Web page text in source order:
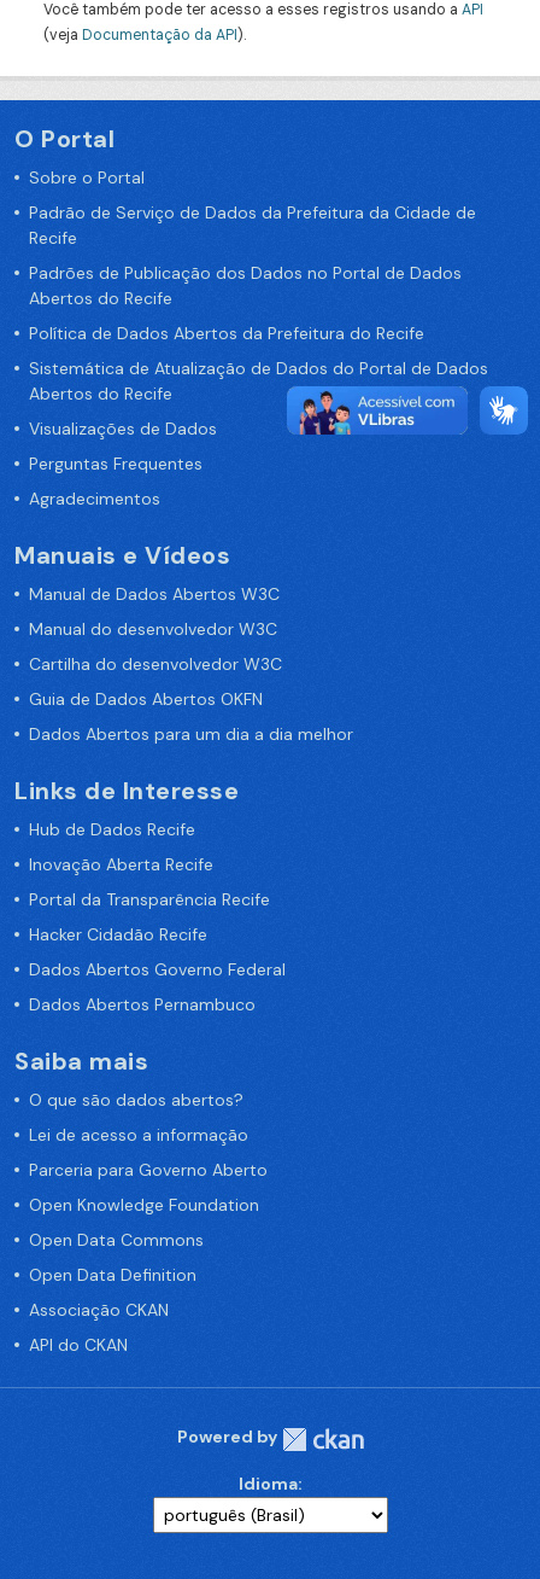
Você também pode ter acesso a esses registros usando a API
(veja Documentação da API).
O Portal
Sobre o Portal
Padrão de Serviço de Dados da Prefeitura da Cidade de
Recife
Padrões de Publicação dos Dados no Portal de Dados
Abertos do Recife
Política de Dados Abertos da Prefeitura do Recife
Sistemática de Atualização de Dados do Portal de Dados
Abertos do Recife
Visualizações de Dados
Perguntas Frequentes
Agradecimentos
Manuais e Vídeos
Manual de Dados Abertos W3C
Manual do desenvolvedor W3C
Cartilha do desenvolvedor W3C
Guia de Dados Abertos OKFN
Dados Abertos para um dia a dia melhor
Links de Interesse
Hub de Dados Recife
Inovação Aberta Recife
Portal da Transparência Recife
Hacker Cidadão Recife
Dados Abertos Governo Federal
Dados Abertos Pernambuco
Saiba mais
O que são dados abertos?
Lei de acesso a informação
Parceria para Governo Aberto
Open Knowledge Foundation
Open Data Commons
Open Data Definition
Associação CKAN
API do CKAN
Powered by
Idioma